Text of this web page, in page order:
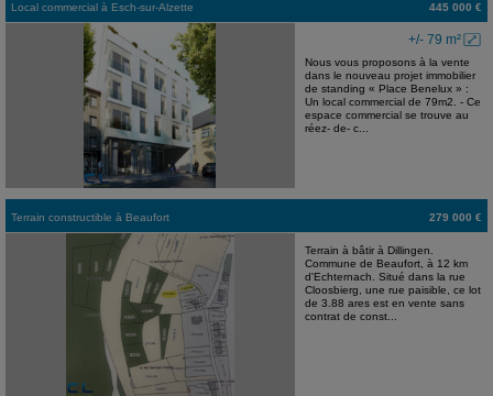
Local commercial à Esch-sur-Alzette 445 000 €
+/- 79 m²
Nous vous proposons à la vente
dans le nouveau projet immobilier
de standing « Place Benelux » :
Un local commercial de 79m2. - Ce
espace commercial se trouve au
réez- de- c...
Terrain constructible à Beaufort 279 000 €
Terrain à bâtir à Dillingen.
Commune de Beaufort, à 12 km
d'Echternach. Situé dans la rue
Cloosbierg, une rue paisible, ce lot
de 3.88 ares est en vente sans
contrat de const...